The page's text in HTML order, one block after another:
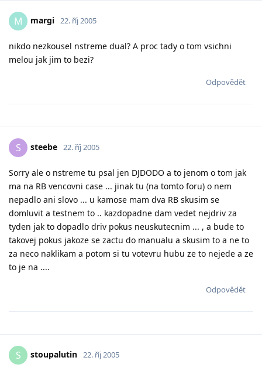
M margi 22. říj 2005
nikdo nezkousel nstreme dual? A proc tady o tom vsichni
melou jak jim to bezi?
Odpovědět
S steebe 22. říj 2005
Sorry ale o nstreme tu psal jen DJDODO a to jenom o tom jak
ma na RB vencovni case ... jinak tu (na tomto foru) o nem
nepadlo ani slovo ... u kamose mam dva RB skusim se
domluvit a testnem to .. kazdopadne dam vedet nejdriv za
tyden jak to dopadlo driv pokus neuskutecnim ... , a bude to
takovej pokus jakoze se zactu do manualu a skusim to a ne to
za neco naklikam a potom si tu votevru hubu ze to nejede a ze
to je na ....
Odpovědět
S stoupalutin 22. říj 2005